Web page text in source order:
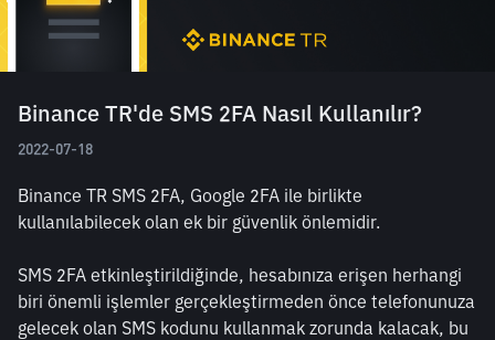
Binance TR'de SMS 2FA Nasıl Kullanılır?
2022-07-18
Binance TR SMS 2FA, Google 2FA ile birlikte
kullanılabilecek olan ek bir güvenlik önlemidir.
SMS 2FA etkinleştirildiğinde, hesabınıza erişen herhangi
biri önemli işlemler gerçekleştirmeden önce telefonunuza
gelecek olan SMS kodunu kullanmak zorunda kalacak, bu